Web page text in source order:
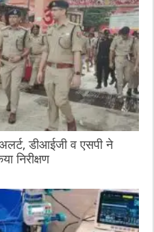
डीआईजी व एसपी ने
निरीक्षण